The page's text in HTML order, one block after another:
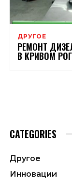
ДРУГОЕ
РЕМОНТ
В КРИВОМ
CATEGORIES
Другое
Инновации